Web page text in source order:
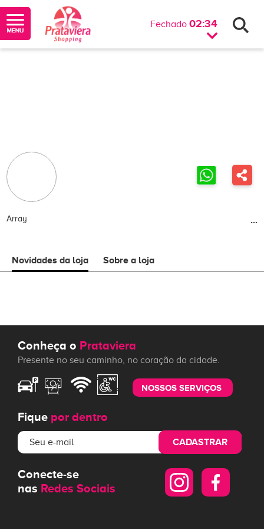
Fechado 02:34
Array ...
Novidades da loja Sobre a loja
Conheça o Prataviera
Presente no seu caminho, no coração da cidade.
NOSSOS SERVIÇOS
Fique por dentro
CADASTRAR
Conecte-se
nas Redes Sociais